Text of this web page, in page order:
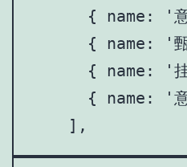
{ name: '
{ name: '
{ name: '
{ name: '
    ],